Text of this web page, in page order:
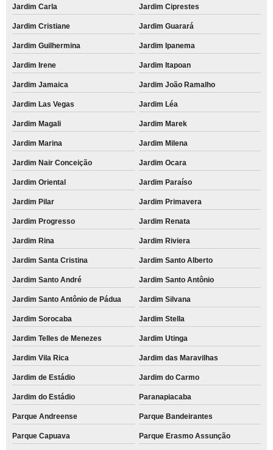
Jardim Carla Jardim Ciprestes
Jardim Cristiane Jardim Guarará
Jardim Guilhermina Jardim Ipanema
Jardim Irene Jardim Itapoan
Jardim Jamaica Jardim João Ramalho
Jardim Las Vegas Jardim Léa
Jardim Magali Jardim Marek
Jardim Marina Jardim Milena
Jardim Nair Conceição Jardim Ocara
Jardim Oriental Jardim Paraíso
Jardim Pilar Jardim Primavera
Jardim Progresso Jardim Renata
Jardim Rina Jardim Riviera
Jardim Santa Cristina Jardim Santo Alberto
Jardim Santo André Jardim Santo Antônio
Jardim Santo Antônio de Pádua Jardim Silvana
Jardim Sorocaba Jardim Stella
Jardim Telles de Menezes Jardim Utinga
Jardim Vila Rica Jardim das Maravilhas
Jardim de Estádio Jardim do Carmo
Jardim do Estádio Paranapiacaba
Parque Andreense Parque Bandeirantes
Parque Capuava Parque Erasmo Assunção